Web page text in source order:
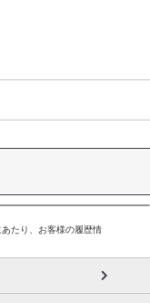
たり、お客様の履歴情